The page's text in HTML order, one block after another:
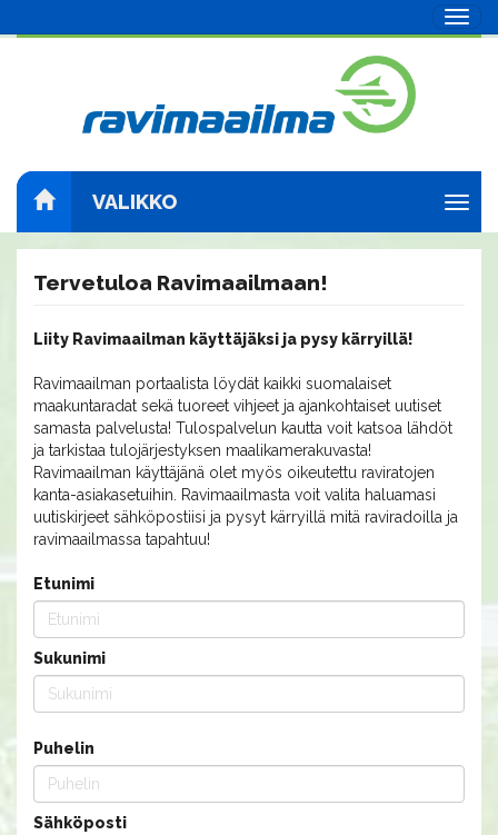
VALIKKO
Tervetuloa Ravimaailmaan!
Liity Ravimaailman käyttäjäksi ja pysy kärryillä!
Ravimaailman portaalista löydät kaikki suomalaiset
maakuntaradat sekä tuoreet vihjeet ja ajankohtaiset uutiset
samasta palvelusta! Tulospalvelun kautta voit katsoa lähdöt
ja tarkistaa tulojärjestyksen maalikamerakuvasta!
Ravimaailman käyttäjänä olet myös oikeutettu raviratojen
kanta-asiakasetuihin. Ravimaailmasta voit valita haluamasi
uutiskirjeet sähköpostiisi ja pysyt kärryillä mitä raviradoilla ja
ravimaailmassa tapahtuu!
Etunimi
Sukunimi
Puhelin
Sähköposti